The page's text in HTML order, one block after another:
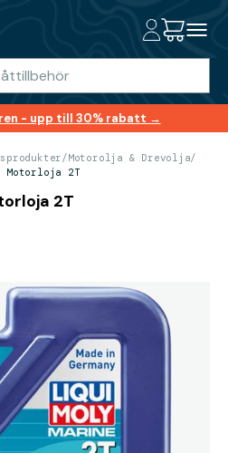
- upp till 30% rabatt →
/Motorolja & Drevolja/
Motorloja 2T
2T